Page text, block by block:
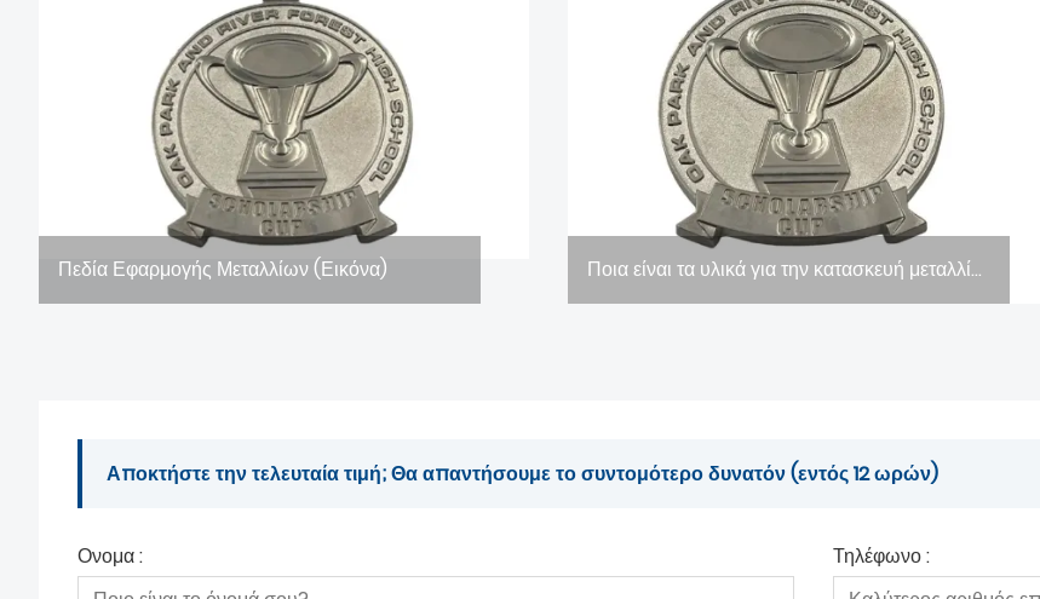
Πεδία Εφαρμογής Μεταλλίων (Εικόνα) Ποια είναι τα υλικά για την κατασκευή μεταλλίων;
Αποκτήστε την τελευταία τιμή; Θα απαντήσουμε το συντομότερο δυνατόν (εντός 12 ωρών)
Ονομα : Τηλέφωνο :